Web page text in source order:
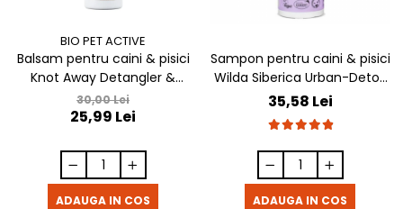
BIO PET ACTIVE
Balsam pentru caini & pisici
Knot Away Detangler &
Conditioner 250 ml
30,00 Lei
25,99 Lei
ADAUGA IN COS
Sampon pentru caini & pisici
Wilda Siberica Urban-Detox
400 ml
35,58 Lei
ADAUGA IN COS